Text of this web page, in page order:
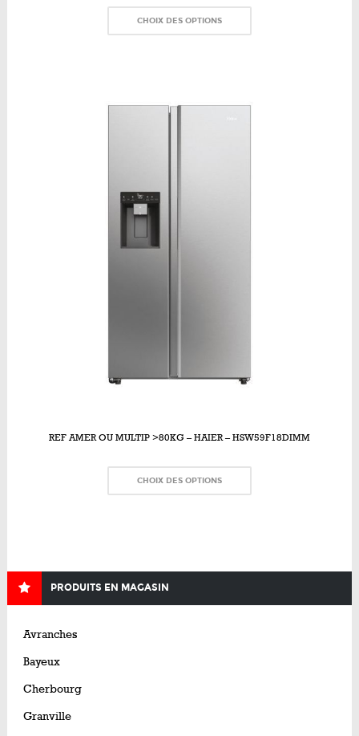
CHOIX DES OPTIONS
REF AMER OU MULTIP >80KG – HAIER – HSW59F18DIMM
CHOIX DES OPTIONS
PRODUITS EN MAGASIN
Avranches
Bayeux
Cherbourg
Granville